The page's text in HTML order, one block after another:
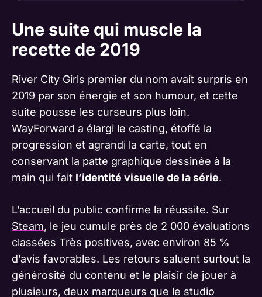
Une suite qui muscle la
recette de 2019
River City Girls premier du nom avait surpris en
2019 par son énergie et son humour, et cette
suite pousse les curseurs plus loin.
WayForward a élargi le casting, étoffé la
progression et agrandi la carte, tout en
conservant la patte graphique dessinée à la
main qui fait l’identité visuelle de la série.
L’accueil du public confirme la réussite. Sur
Steam, le jeu cumule près de 2 000 évaluations
classées Très positives, avec environ 85 %
d’avis favorables. Les retours saluent surtout la
générosité du contenu et le plaisir de jouer à
plusieurs, deux marqueurs que le studio